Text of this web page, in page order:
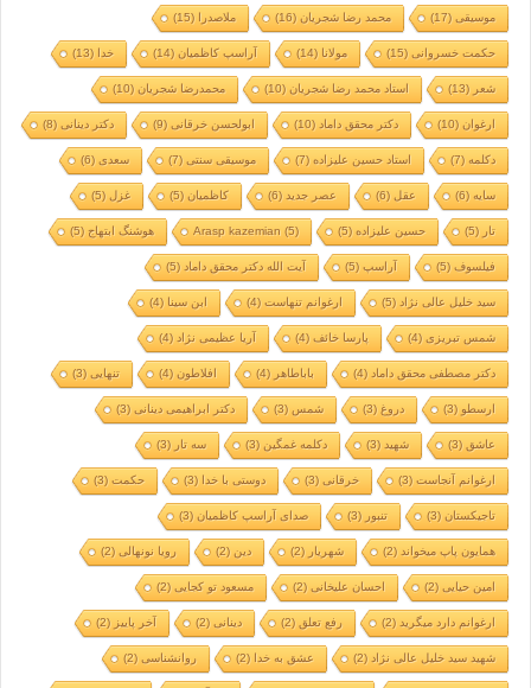
موسیقی(17) محمد رضا شجریان(16) ملاصدرا (15)
حکمت خسروانی(15) مولانا (14) آراسپ کاظمیان(14) خدا (13)
شعر (13) استاد محمد رضا شجریان(10) محمدرضا شجریان(10)
ارغوان(10) دکتر محقق داماد(10) ابولحسن خرقانی(9) دکتر دینانی(8)
دکلمه(7) استاد حسین علیزاده(7) موسیقی سنتی(7) سعدی(6)
سایه(6) عقل(6) عصر جدید(6) کاظمیان(5) غزل(5)
تار (5) حسین علیزاده(5)
Arasp kazemian (5) هوشنگ ابتهاج(5)
فیلسوف(5) آراسپ(5) آیت الله دکتر محقق داماد(5)
سید خلیل عالی نژاد(5) ارغوانم تنهاست(4) ابن سینا (4)
شمس تبریزی(4) پارسا خائف(4) آریا عظیمی نژاد(4)
دکتر مصطفی محقق داماد(4) باباطاهر (4) افلاطون(4) تنهایی(3)
ارسطو (3) دروغ(3) شمس(3) دکتر ابراهیمی دینانی(3)
عاشق(3) شهید(3) دکلمه غمگین(3) سه تار (3)
ارغوانم آنجاست(3) خرقانی(3) دوستی با خدا (3) حکمت(3)
تاجیکستان(3) تنبور (3) صدای آراسپ کاظمیان(3)
همایون پاپ میخواند(2) شهریار (2) دین(2) رویا نونهالی(2)
امین حیایی(2) احسان علیخانی(2) مسعود تو کجایی(2)
ارغوانم دارد میگرید(2) رفع تعلق(2) دینانی(2) آخر پاییز (2)
شهید سید خلیل عالی نژاد(2) عشق به خدا (2) روانشناسی(2)